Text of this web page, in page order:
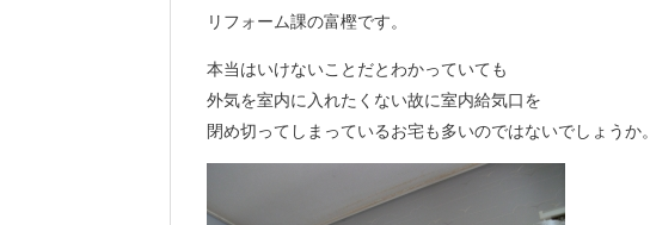
リフォーム課の富樫です。
本当はいけないことだとわかっていても
外気を室内に入れたくない故に室内給気口を
閉め切ってしまっているお宅も多いのではないでしょうか。